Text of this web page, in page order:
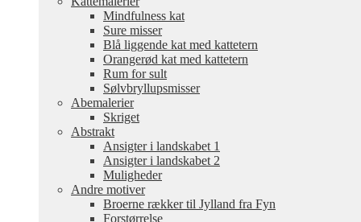
Mindfulness kat
Sure misser
Blå liggende kat med kattetern
Orangerød kat med kattetern
Rum for sult
Sølvbryllupsmisser
Abemalerier
Skriget
Abstrakt
Ansigter i landskabet 1
Ansigter i landskabet 2
Muligheder
Andre motiver
Broerne rækker til Jylland fra Fyn
Forstørrelse